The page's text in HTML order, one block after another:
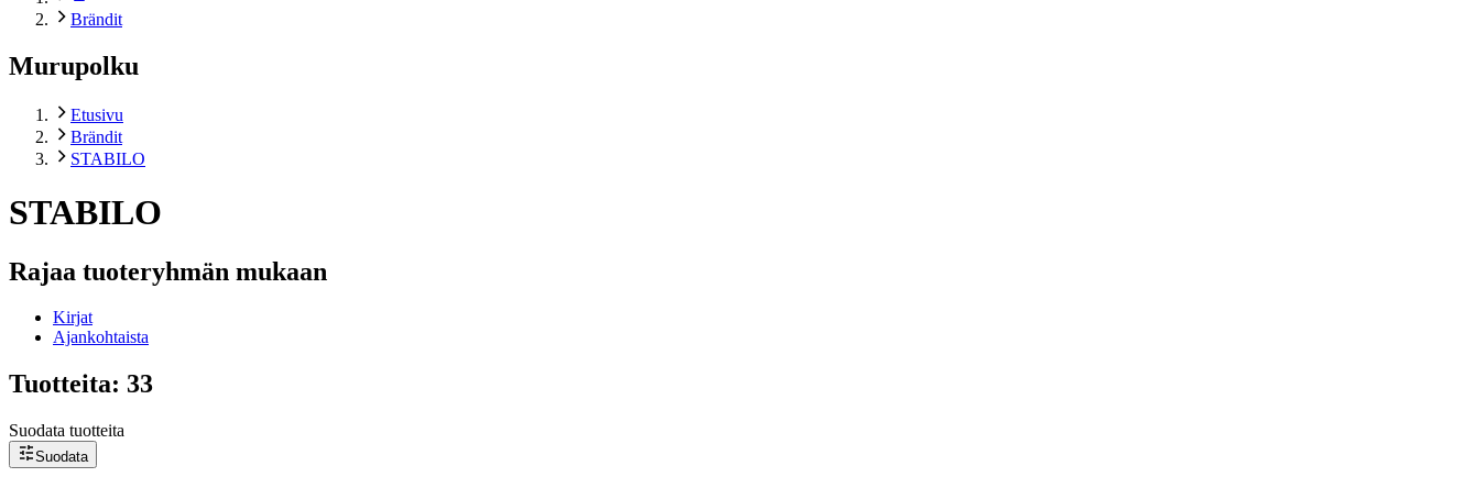
Brändit
Murupolku
Etusivu
Brändit
STABILO
STABILO
Rajaa tuoteryhmän mukaan
Kirjat
Ajankohtaista
Tuotteita: 33
Suodata tuotteita
Suodata